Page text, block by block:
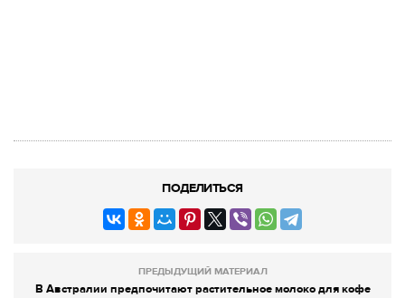
ПОДЕЛИТЬСЯ
ПРЕДЫДУЩИЙ МАТЕРИАЛ
В Австралии предпочитают растительное молоко для кофе